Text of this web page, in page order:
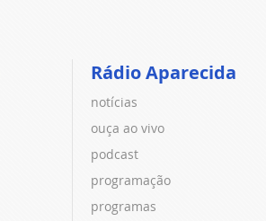
Rádio Aparecida
notícias
ouça ao vivo
podcast
programação
programas